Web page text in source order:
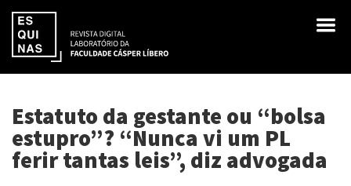
Estatuto da gestante ou “bolsa
estupro”? “Nunca vi um PL
ferir tantas leis”, diz advogada